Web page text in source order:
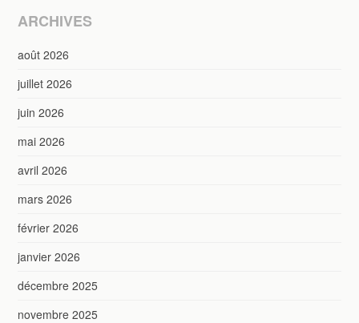
ARCHIVES
août 2026
juillet 2026
juin 2026
mai 2026
avril 2026
mars 2026
février 2026
janvier 2026
décembre 2025
novembre 2025